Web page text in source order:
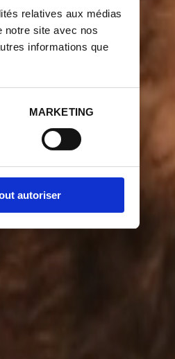
relatives aux médias
notre site avec nos
informations que
MARKETING
autoriser